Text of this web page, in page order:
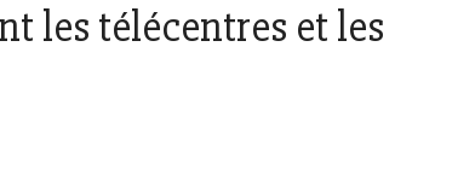
les télécentres et les